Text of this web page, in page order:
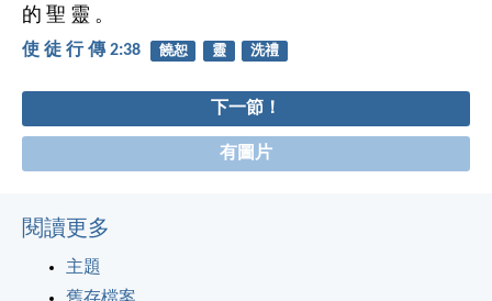
的 聖 靈 。
使 徒 行 傳 2:38 饒恕 靈 洗禮
下一節！
有圖片
閱讀更多
主題